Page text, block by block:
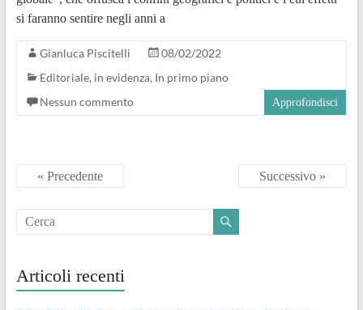
si faranno sentire negli anni a
Gianluca Piscitelli
08/02/2022
Editoriale, in evidenza, In primo piano
Nessun commento
Approfondisci
« Precedente Successivo »
Articoli recenti